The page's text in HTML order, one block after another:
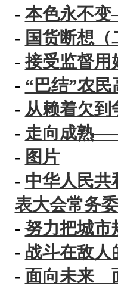
- 本色永不
- 国货断想（
-接受监督用
- “巴结”农
- 从赖着欠
- 走向成熟
- 图片
- 中华人民共
表大会常务
-努力把城市
- 战斗在敌
- 面向未来